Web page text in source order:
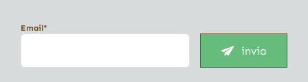
Email*
invia